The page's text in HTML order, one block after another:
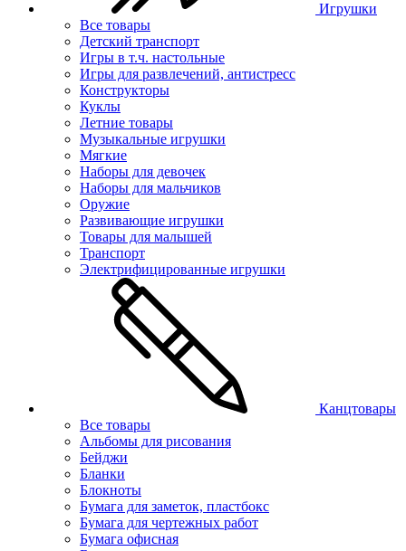
Игрушки
Все товары
Детский транспорт
Игры в т.ч. настольные
Игры для развлечений, антистресс
Конструкторы
Куклы
Летние товары
Музыкальные игрушки
Мягкие
Наборы для девочек
Наборы для мальчиков
Оружие
Развивающие игрушки
Товары для малышей
Транспорт
Электрифицированные игрушки
Канцтовары
Все товары
Альбомы для рисования
Бейджи
Бланки
Блокноты
Бумага для заметок, пластбокс
Бумага для чертежных работ
Бумага офисная